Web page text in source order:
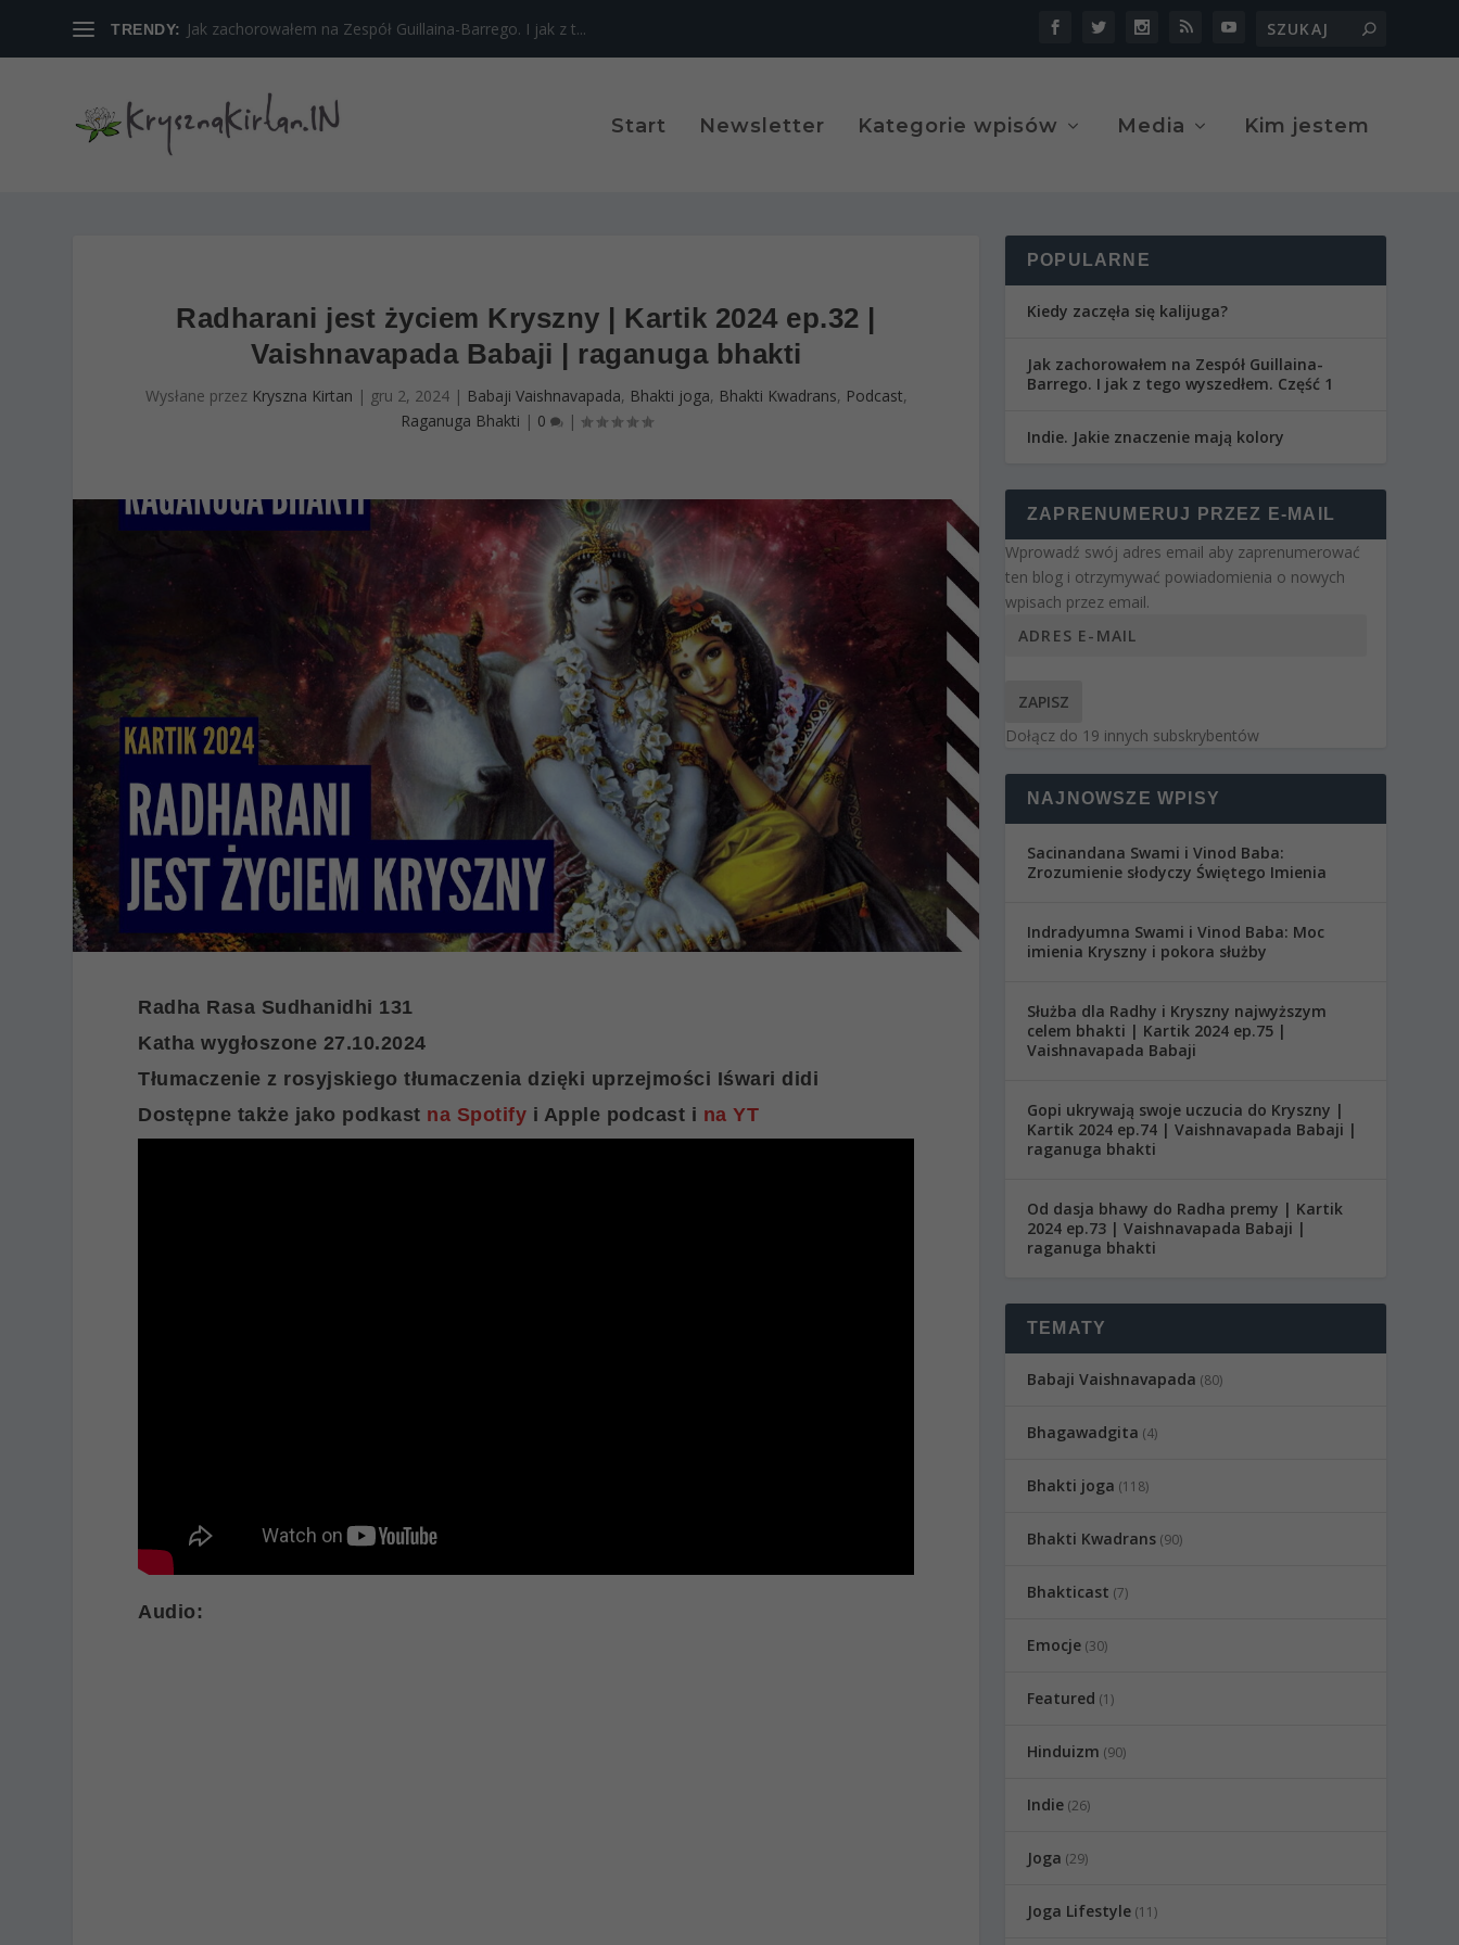
TRENDY: Jak zachorowałem na Zespół Guillaina-Barrego. I jak z t...
Start Newsletter Kategorie wpisów Media Kim jestem
Radharani jest życiem Kryszny | Kartik 2024 ep.32 |
Vaishnavapada Babaji | raganuga bhakti
Wysłane przez Kryszna Kirtan | gru 2, 2024| Babaji Vaishnavapada, Bhakti joga, Bhakti Kwadrans, Podcast,
Raganuga Bhakti | 0 |
Radha Rasa Sudhanidhi 131
Katha wygłoszone 27.10.2024
Tłumaczenie z rosyjskiego tłumaczenia dzięki uprzejmości Iśwari didi
Dostępne także jako podkast na Spotify i Apple podcast i na YT
Audio:
POPULARNE
Kiedy zaczęła się kalijuga?
Jak zachorowałem na Zespół Guillaina-
Barrego. I jak z tego wyszedłem. Część 1
Indie. Jakie znaczenie mają kolory
ZAPRENUMERUJ PRZEZ E-MAIL
Wprowadź swój adres email aby zaprenumerować
ten blog i otrzymywać powiadomienia o nowych
wpisach przez email.
ZAPISZ
Dołącz do 19 innych subskrybentów
NAJNOWSZE WPISY
Sacinandana Swami i Vinod Baba:
Zrozumienie słodyczy Świętego Imienia
Indradyumna Swami i Vinod Baba: Moc
imienia Kryszny i pokora służby
Służba dla Radhy i Kryszny najwyższym
celem bhakti | Kartik 2024 ep.75 |
Vaishnavapada Babaji
Gopi ukrywają swoje uczucia do Kryszny |
Kartik 2024 ep.74 | Vaishnavapada Babaji |
raganuga bhakti
Od dasja bhawy do Radha premy | Kartik
2024 ep.73 | Vaishnavapada Babaji |
raganuga bhakti
TEMATY
Babaji Vaishnavapada (80)
Bhagawadgita (4)
Bhakti joga (118)
Bhakti Kwadrans(90)
Bhakticast (7)
Emocje(30)
Featured (1)
Hinduizm (90)
Indie(26)
Joga (29)
Joga Lifestyle(11)